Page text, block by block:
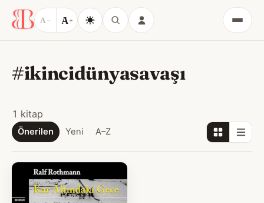
A − A+
Menü
#ikincidünyasavaşı
1 kitap
Önerilen Yeni A–Z